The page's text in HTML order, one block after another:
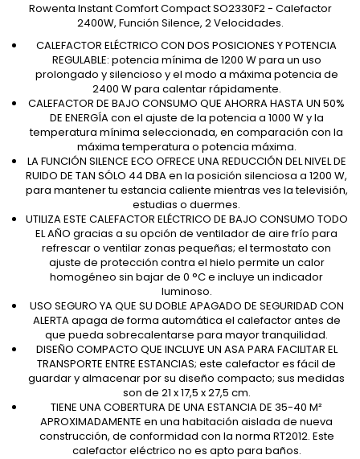
Rowenta Instant Comfort Compact SO2330F2 - Calefactor
2400W, Función Silence, 2 Velocidades.
CALEFACTOR ELÉCTRICO CON DOS POSICIONES Y POTENCIA
REGULABLE: potencia mínima de 1200 W para un uso
prolongado y silencioso y el modo a máxima potencia de
2400 W para calentar rápidamente.
CALEFACTOR DE BAJO CONSUMO QUE AHORRA HASTA UN 50%
DE ENERGÍA con el ajuste de la potencia a 1000 W y la
temperatura mínima seleccionada, en comparación con la
máxima temperatura o potencia máxima.
LA FUNCIÓN SILENCE ECO OFRECE UNA REDUCCIÓN DEL NIVEL DE
RUIDO DE TAN SÓLO 44 DBA en la posición silenciosa a 1200 W,
para mantener tu estancia caliente mientras ves la televisión,
estudias o duermes.
UTILIZA ESTE CALEFACTOR ELÉCTRICO DE BAJO CONSUMO TODO
EL AÑO gracias a su opción de ventilador de aire frío para
refrescar o ventilar zonas pequeñas; el termostato con
ajuste de protección contra el hielo permite un calor
homogéneo sin bajar de 0 °C e incluye un indicador
luminoso.
USO SEGURO YA QUE SU DOBLE APAGADO DE SEGURIDAD CON
ALERTA apaga de forma automática el calefactor antes de
que pueda sobrecalentarse para mayor tranquilidad.
DISEÑO COMPACTO QUE INCLUYE UN ASA PARA FACILITAR EL
TRANSPORTE ENTRE ESTANCIAS; este calefactor es fácil de
guardar y almacenar por su diseño compacto; sus medidas
son de 21 x 17,5 x 27,5 cm.
TIENE UNA COBERTURA DE UNA ESTANCIA DE 35-40 M²
APROXIMADAMENTE en una habitación aislada de nueva
construcción, de conformidad con la norma RT2012. Este
calefactor eléctrico no es apto para baños.